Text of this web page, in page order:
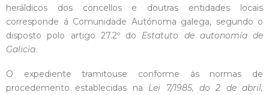
heráldicos dos concellos e doutras entidades locais
corresponde á Comunidade Autónoma galega, segundo o
disposto polo artigo 27.2º do Estatuto de autonomía de
Galicia.
O expediente tramitouse conforme ás normas de
procedemento establecidas na Lei 7/1985, do 2 de abril,